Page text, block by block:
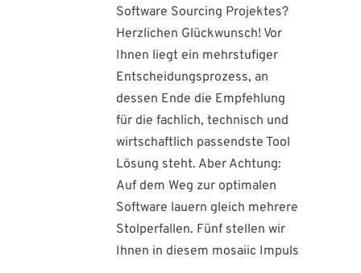
Software Sourcing Projektes?
Herzlichen Glückwunsch! Vor
Ihnen liegt ein mehrstufiger
Entscheidungsprozess, an
dessen Ende die Empfehlung
für die fachlich, technisch und
wirtschaftlich passendste Tool
Lösung steht. Aber Achtung:
Auf dem Weg zur optimalen
Software lauern gleich mehrere
Stolperfallen. Fünf stellen wir
Ihnen in diesem mosaiic Impuls